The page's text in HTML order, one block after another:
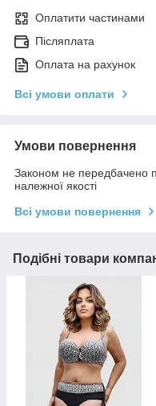
Оплатити частинами
Післяплата
Оплата на рахунок
Всі умови оплати
Умови повернення
Законом не передбачено
належної якості
Всі умови повернення
Подібні товари